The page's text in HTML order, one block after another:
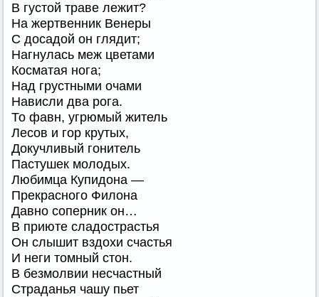
В густой траве лежит?
На жертвенник Венеры
С досадой он глядит;
Нагнулась меж цветами
Косматая нога;
Над грустными очами
Нависли два рога.
То фавн, угрюмый житель
Лесов и гор крутых,
Докучливый гонитель
Пастушек молодых.
Любимца Купидона —
Прекрасного Филона
Давно соперник он…
В приюте сладострастья
Он слышит вздохи счастья
И неги томный стон.
В безмолвии несчастный
Страданья чашу пьет